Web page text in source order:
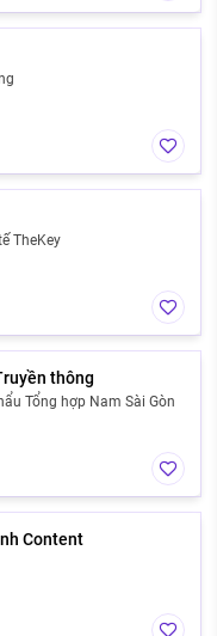
TheKey
thông
Tổng hợp Nam Sài Gòn
Content